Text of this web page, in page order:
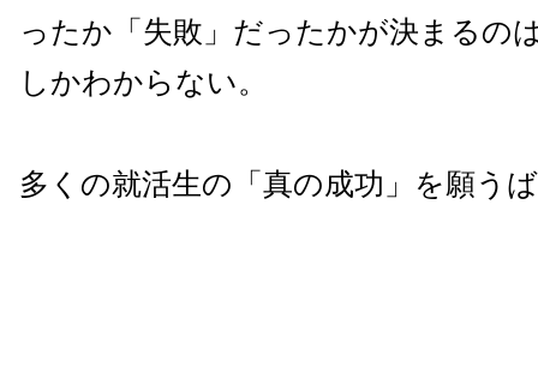
ったか「失敗」だったかが決まるの
しかわからない。
多くの就活生の「真の成功」を願う